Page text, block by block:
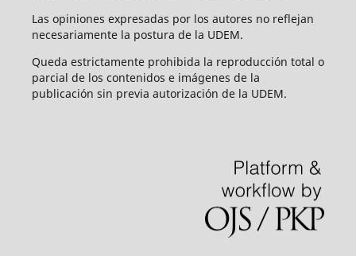
Las opiniones expresadas por los autores no reflejan
necesariamente la postura de la UDEM.
Queda estrictamente prohibida la reproducción total o
parcial de los contenidos e imágenes de la
publicación sin previa autorización de la UDEM.